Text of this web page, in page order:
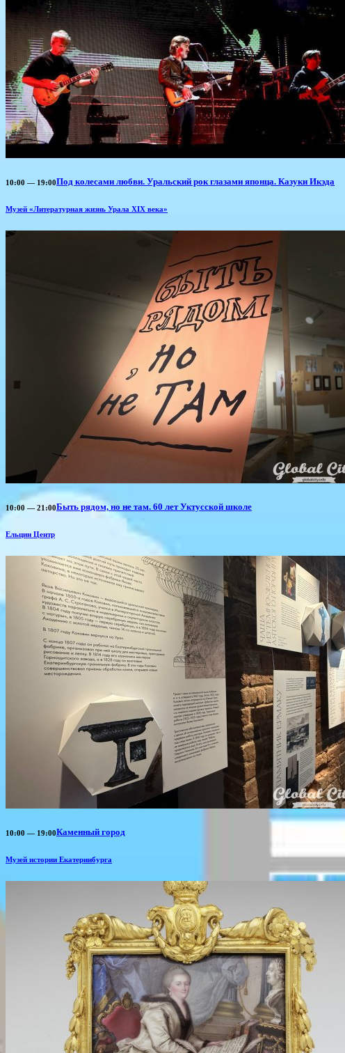
10:00 — 19:00Под колесами любви. Уральский рок глазами японца. Казуки Икэда
Музей «Литературная жизнь Урала XIX века»
10:00 — 21:00Быть рядом, но не там. 60 лет Уктусской школе
Ельцин Центр
10:00 — 19:00Каменный город
Музей истории Екатеринбурга